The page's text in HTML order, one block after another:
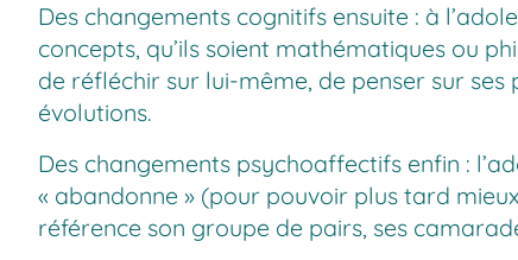
Des changements cognitifs ensuite : à
concepts, qu’ils soient mathématiques ou
de réfléchir sur lui-même, de penser sur ses
évolutions.
Des changements psychoaffectifs enfin :
« abandonne » (pour pouvoir plus tard
référence son groupe de pairs, ses